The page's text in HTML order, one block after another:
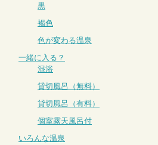
黒
褐色
色が変わる温泉
一緒に入る？
混浴
貸切風呂（無料）
貸切風呂（有料）
個室露天風呂付
いろんな温泉